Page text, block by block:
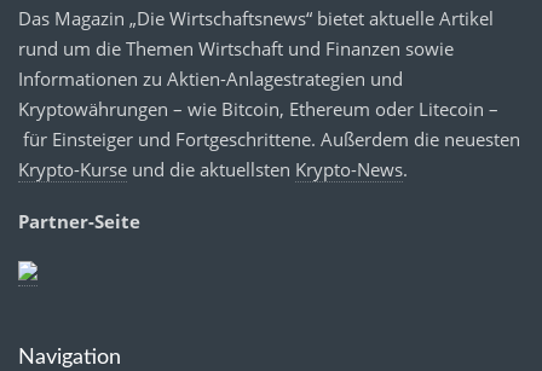
Das Magazin „Die Wirtschaftsnews“ bietet aktuelle Artikel
rund um die Themen Wirtschaft und Finanzen sowie
Informationen zu Aktien-Anlagestrategien und
Kryptowährungen – wie Bitcoin, Ethereum oder Litecoin –
für Einsteiger und Fortgeschrittene. Außerdem die neuesten
Krypto-Kurse und die aktuellsten Krypto-News.
Partner-Seite
Navigation